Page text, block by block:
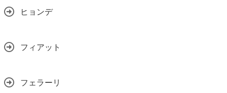
ヒョンデ
フィアット
フェラーリ